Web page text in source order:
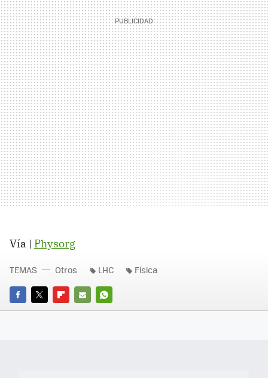
Vía | Physorg
FACEBOOK
TWITTERFLIPBOARD
E-
WHATSAPP
TEMAS Otros LHC Física